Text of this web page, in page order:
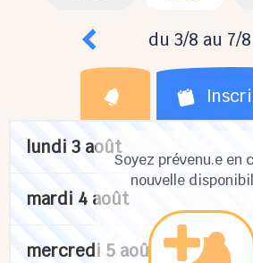
du 3/8 au 7/8
Soyez prévenu.e en
nouvelle
lundi 3 août
mardi 4 août
mercredi 5 août